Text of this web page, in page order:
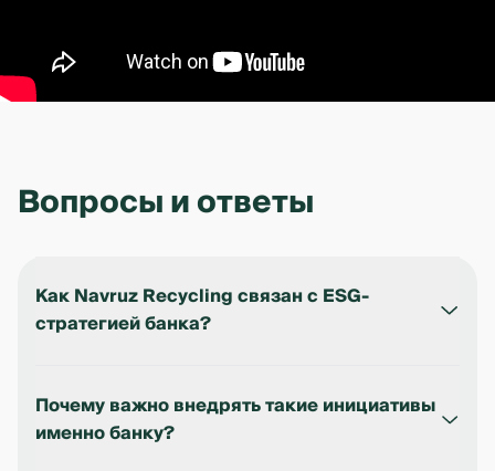
Вопросы и ответы
Как Navruz Recycling связан с ESG-
стратегией банка?
(Environmental) в нашей ESG-стратегии. Он
показывает, как даже культурные традиции
Почему важно внедрять такие инициативы
именно банку?